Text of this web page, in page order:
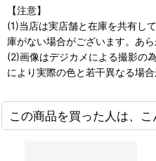
【注意】
(1)当店は実店舗と在庫を共有し
庫がない場合がございます。あら
(2)画像はデジカメによる撮影の
により実際の色と若干異なる場
この商品を買った人は、